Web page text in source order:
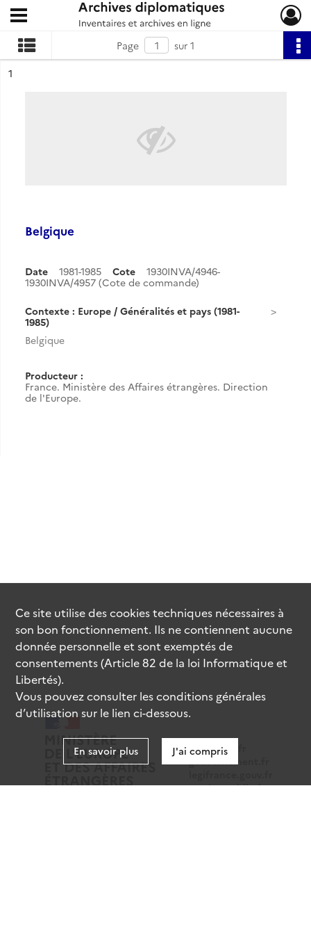
Archives diplomatiques
Ouvrir le menu déroulant
Page
sur 1
n°
1
Belgique
Date 1981-1985 Cote
1930INVA/4946-
1930INVA/4957 (Cote de commande)
Contexte : Europe / Généralités et pays (1981-
1985)
Belgique
Producteur :
France. Ministère des Affaires étrangères. Direction
de l'Europe.
data.gouv.fr
gouvernement.fr
service-public.fr
Ce site utilise descookiestechniques nécessaires à
son bon fonctionnement. Ils ne contiennent aucune
donnée personnelle et sont exemptés de
consentements (Article 82 de la loi Informatique et
Libertés).
Vous pouvez consulter les conditions générales
d’utilisation sur le lien ci-dessous.
En savoir plus J'ai compris